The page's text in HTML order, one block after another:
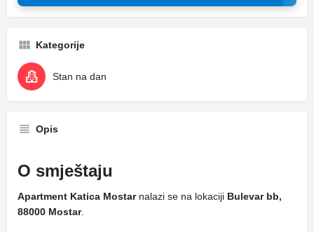
Kategorije
Stan na dan
Opis
O smještaju
Apartment Katica Mostarnalazi se na lokaciji Bulevar bb,
88000 Mostar.